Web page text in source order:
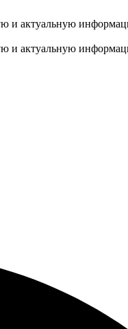
и актуальную
и актуальную